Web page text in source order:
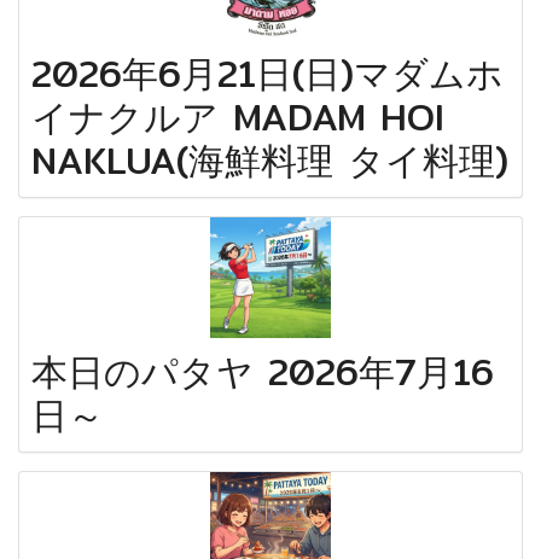
2026年6月21日(日)マダムホ
イナクルア MADAM HOI
NAKLUA(海鮮料理 タイ料理)
本日のパタヤ 2026年7月16
日～